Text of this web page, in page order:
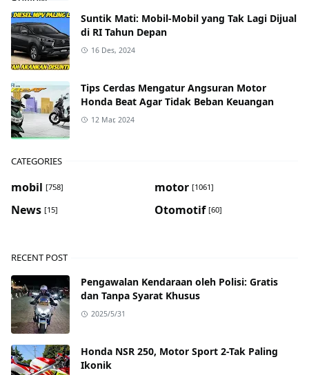
Suntik Mati: Mobil-Mobil yang Tak Lagi Dijual
di RI Tahun Depan
16 Des, 2024
Tips Cerdas Mengatur Angsuran Motor
Honda Beat Agar Tidak Beban Keuangan
12 Mar, 2024
CATEGORIES
mobil [758] motor [1061]
News [15] Otomotif [60]
RECENT POST
Pengawalan Kendaraan oleh Polisi: Gratis
dan Tanpa Syarat Khusus
2025/5/31
Honda NSR 250, Motor Sport 2-Tak Paling
Ikonik